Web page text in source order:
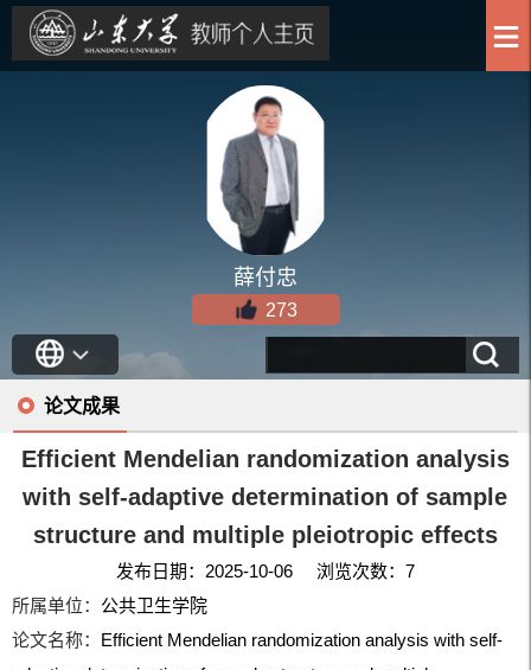
薛付忠
273
论文成果
Efficient Mendelian randomization analysis
with self-adaptive determination of sample
structure and multiple pleiotropic effects
发布日期：2025-10-06 浏览次数： 7
所属单位： 公共卫生学院
论文名称： Efficient Mendelian randomization analysis with self-